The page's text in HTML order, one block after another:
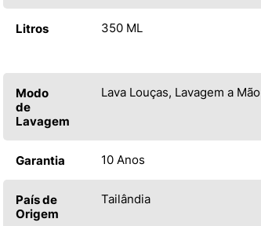
Litros 350 ML
Modo
de
Lavagem
Lava Louças, Lavagem a Mão
Garantia 10 Anos
País de
Origem
Tailândia